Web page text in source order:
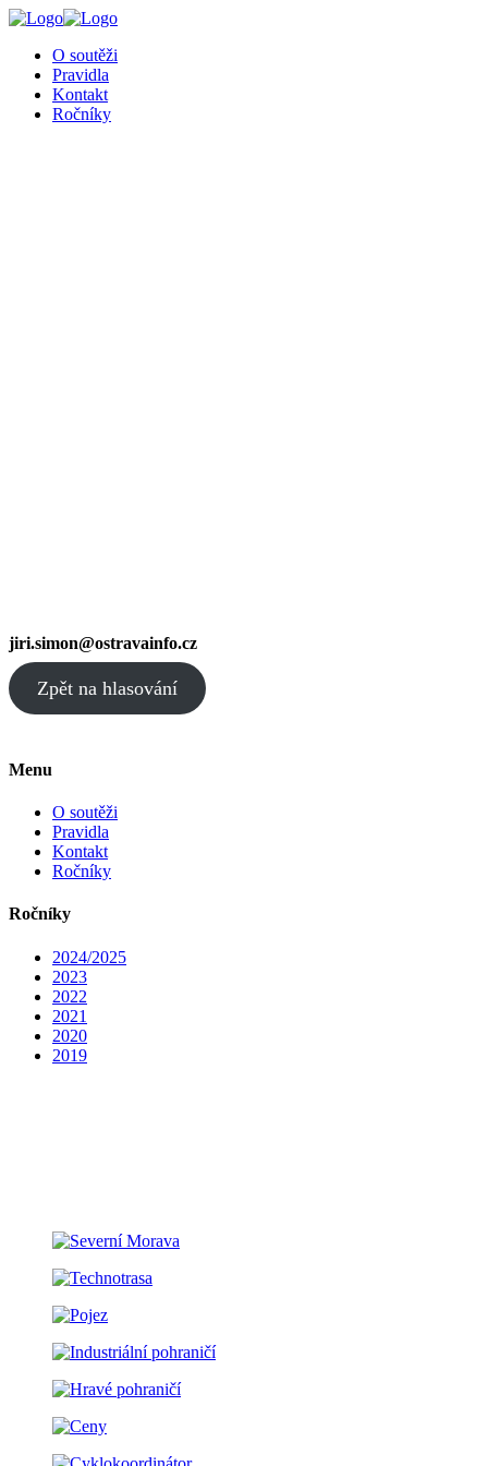
O soutěži
Pravidla
Kontakt
Ročníky
jiri.simon@ostravainfo.cz
Zpět na hlasování
Menu
O soutěži
Pravidla
Kontakt
Ročníky
Ročníky
2024/2025
2023
2022
2021
2020
2019